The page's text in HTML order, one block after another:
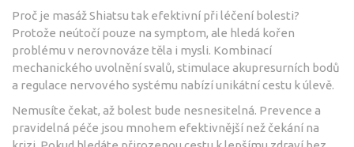
Proč je masáž Shiatsu tak efektivní při léčení bolesti?
Protože neútočí pouze na symptom, ale hledá kořen
problému v nerovnováze těla i mysli. Kombinací
mechanického uvolnění svalů, stimulace akupresurních bodů
a regulace nervového systému nabízí unikátní cestu k úlevě.
Nemusíte čekat, až bolest bude nesnesitelná. Prevence a
pravidelná péče jsou mnohem efektivnější než čekání na